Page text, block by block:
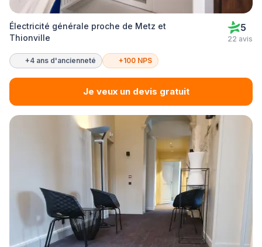
Électricité générale proche de Metz et
Thionville
5
22 avis
+4 ans d'ancienneté +100 NPS
Je veux un devis gratuit